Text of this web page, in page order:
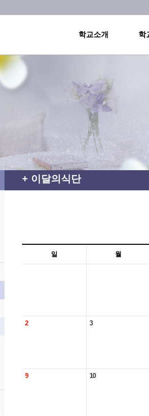
학교소개 학
이달의식단
일 월
2 3
9 10